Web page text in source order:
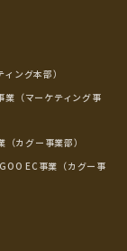
ング本部）
業（マーケティング事
カグー事業部）
EC事業（カグー事